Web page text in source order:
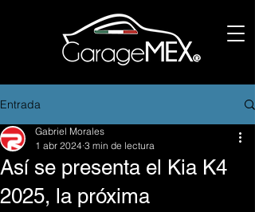
Entrada
Así se presenta el Kia K4
2025, la próxima
Gabriel Morales
1 abr 2024 3 min de lectura